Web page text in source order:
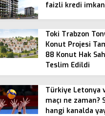
faizli kredi
Toki Trabzon
Konut Projesi
88 Konut Hak
Teslim Edildi
Türkiye Letonya
maçı ne zaman?
hangi kanalda